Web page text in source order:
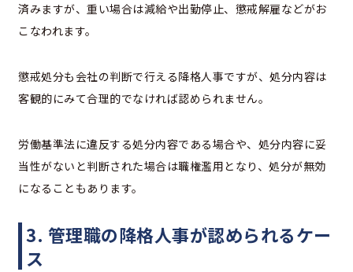
済みますが、重い場合は減給や出勤停止、懲戒解雇などがお
こなわれます。
懲戒処分も会社の判断で行える降格人事ですが、処分内容は
客観的にみて合理的でなければ認められません。
労働基準法に違反する処分内容である場合や、処分内容に妥
当性がないと判断された場合は職権濫用となり、処分が無効
になることもあります。
3. 管理職の降格人事が認められるケー
ス